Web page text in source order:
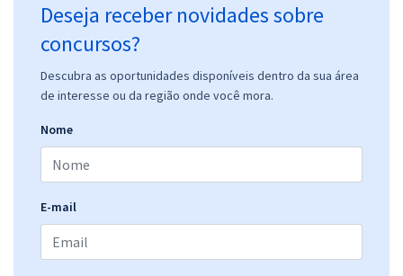
Deseja receber novidades sobre
concursos?
Descubra as oportunidades disponíveis dentro da sua área
de interesse ou da região onde você mora.
Nome
E-mail